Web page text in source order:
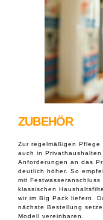
ZUBEHÖR
Zur regelmäßigen Pflege
auch in
Anforderungen an das
deutlich höher. So
mit
klassischen
wir im Big Pack liefern.
nächste Bestellung
Modell vereinbaren.